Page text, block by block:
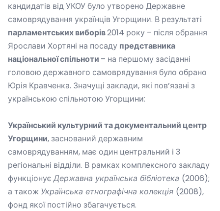
кандидатів від УКОУ було утворено Державне
самоврядування українців Угорщини. В результаті
парламентських виборів2014 року – після обрання
Ярослави Хортяні на посаду представника
національної спільноти – на першому засіданні
головою державного самоврядування було обрано
Юрія Кравченка. Значущі заклади, які пов’язані з
українською спільнотою Угорщини:
Український культурний та документальний центр
Угорщини, заснований державним
самоврядуванням, має один центральний і 3
регіональні відділи. В рамках комплексного закладу
функціонуєДержавна українська бібліотека (2006);
а також Українська етнографічна колекція (2008),
фонд якої постійно збагачується.